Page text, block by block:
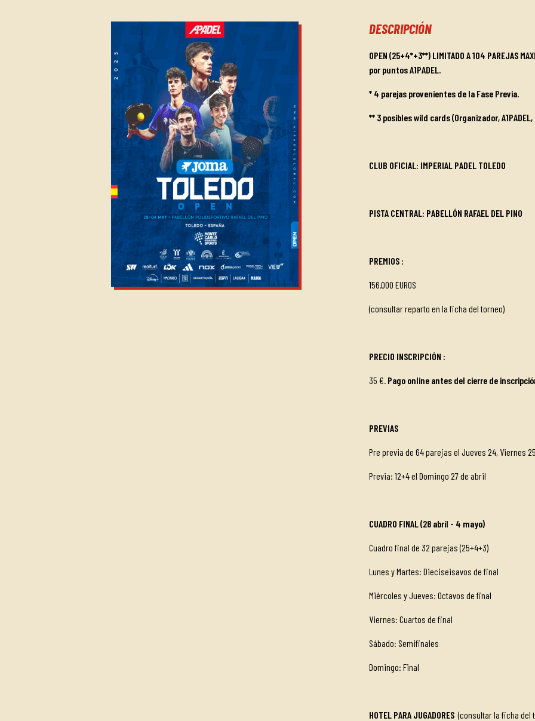
DESCRIPCIÓN
OPEN (25+4*+3**) LIMITADO A 104 PAREJAS
por puntos A1PADEL.
* 4 parejas provenientes de la Fase Previa.
** 3 posibles wild cards (Organizador, A1PADEL,
CLUB OFICIAL: IMPERIAL PADEL TOLEDO
PISTA CENTRAL: PABELLÓN RAFAEL DEL PINO
PREMIOS :
156.000 EUROS
(consultar reparto en la ficha del torneo)
PRECIO INSCRIPCIÓN :
35 €. Pago online antes del cierre de
PREVIAS
Pre previa de 64 parejas el Jueves 24, Viernes
Previa: 12+4 el Domingo 27 de abril
CUADRO FINAL (28 abril - 4 mayo)
Cuadro final de 32 parejas (25+4+3)
Lunes y Martes: Dieciseisavos
Miércoles y Jueves: Octavos de final
Viernes: Cuartos de final
Sábado: Semifinales
Domingo: Final
HOTEL PARA JUGADORES (consultar la ficha del